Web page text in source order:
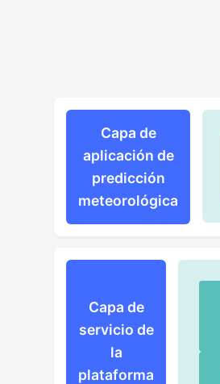
Capa de
aplicación de
predicción
meteorológica
Capa de
servicio de
la
plataforma